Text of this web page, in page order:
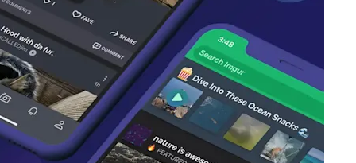
Español
Français
Italiano
Nederlands
Português
简体中文